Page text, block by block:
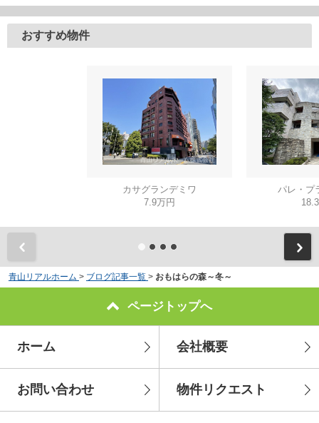
おすすめ物件
カサグランデミワ
7.9万円
パレ・プ
青山リアルホーム > ブログ記事一覧 > おもはらの森～冬～
ページトップへ
ホーム 会社概要
お問い合わせ 物件リクエスト